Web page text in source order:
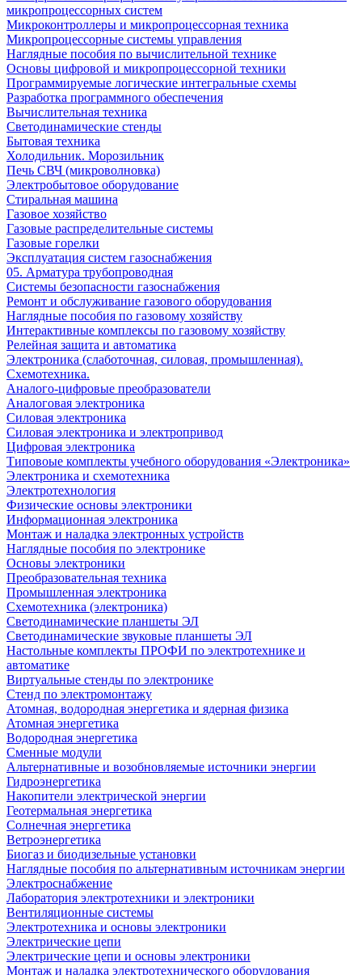
микропроцессорных систем
Микроконтроллеры и микропроцессорная техника
Микропроцессорные системы управления
Наглядные пособия по вычислительной технике
Основы цифровой и микропроцессорной техники
Программируемые логические интегральные схемы
Разработка программного обеспечения
Вычислительная техника
Светодинамические стенды
Бытовая техника
Холодильник. Морозильник
Печь СВЧ (микроволновка)
Электробытовое оборудование
Стиральная машина
Газовое хозяйство
Газовые распределительные системы
Газовые горелки
Эксплуатация систем газоснабжения
05. Арматура трубопроводная
Системы безопасности газоснабжения
Ремонт и обслуживание газового оборудования
Наглядные пособия по газовому хозяйству
Интерактивные комплексы по газовому хозяйству
Релейная защита и автоматика
Электроника (слаботочная, силовая, промышленная).
Схемотехника.
Аналого-цифровые преобразователи
Аналоговая электроника
Cиловая электроника
Cиловая электроника и электропривод
Цифровая электроника
Типовоые комплекты учебного оборудования «Электроника»
Электроника и схемотехника
Электротехнология
Физические основы электроники
Информационная электроника
Монтаж и наладка электронных устройств
Наглядные пособия по электронике
Основы электроники
Преобразовательная техника
Промышленная электроника
Схемотехника (электроника)
Светодинамические планшеты ЭЛ
Светодинамические звуковые планшеты ЭЛ
Настольные комплекты ПРОФИ по электротехнике и
автоматике
Виртуальные стенды по электронике
Стенд по электромонтажу
Атомная, водородная энергетика и ядерная физика
Атомная энергетика
Водородная энергетика
Сменные модули
Альтернативные и возобновляемые источники энергии
Гидроэнергетика
Накопители электрической энергии
Геотермальная энергетика
Солнечная энергетика
Ветроэнергетика
Биогаз и биодизельные установки
Наглядные пособия по альтернативным источникам энергии
Электроснабжение
Лаборатория электротехники и электроники
Вентиляционные системы
Электротехника и основы электроники
Электрические цепи
Электрические цепи и основы электроники
Монтаж и наладка электротехнического оборудования